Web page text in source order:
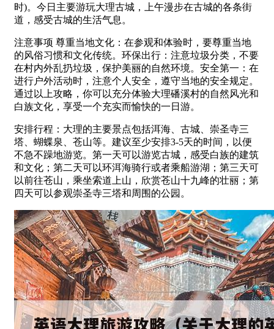
时)。今日主要游玩大理古城，上午漫步在古城的各条街
道，感受古城的生活气息。
注意事项 尊重当地文化：在参观和体验时，要尊重当地
的风俗习惯和文化传统。环保出行：注意垃圾分类，不要
在村内外乱扔垃圾，保护美丽的自然环境。安全第一：在
进行户外活动时，注意个人安全，遵守当地的安全规定。
通过以上攻略，你可以充分体验大理磻溪村的自然风光和
白族文化，享受一个充实而愉快的一日游。
安排行程：大理的主要景点包括洱海、古城、崇圣寺三
塔、蝴蝶泉、苍山等。建议至少安排3-5天的时间，以便
不急不躁地游览。第一天可以游览古城，感受白族的建筑
和文化；第二天可以环洱海骑行或者乘船游湖；第三天可
以前往苍山，乘坐索道上山，欣赏苍山十九峰的壮丽；第
四天可以参观崇圣寺三塔和周围的公园。